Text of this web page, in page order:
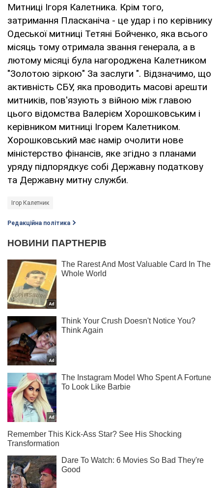
Митниці Ігоря Калетника. Крім того,
затримання Пласканіча - це удар і по керівнику
Одеської митниці Тетяні Бойченко, яка всього
місяць тому отримала звання генерала, а в
лютому місяці була нагороджена Калетником
"Золотою зіркою" За заслуги ". Відзначимо, що
активність СБУ, яка проводить масові арешти
митників, пов'язують з війною між главою
цього відомства Валерієм Хорошковським і
керівником митниці Ігорем Калетником.
Хорошковський має намір очолити нове
міністерство фінансів, яке згідно з планами
уряду підпорядкує собі Державну податкову
та Державну митну служби.
Ігор Калетник
Редакційна політика